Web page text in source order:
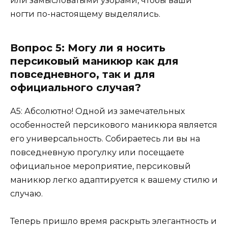
ногти по-настоящему выделялись.
Вопрос 5: Могу ли я носить
персиковый маникюр как для
повседневного, так и для
официального случая?
А5: Абсолютно! Одной из замечательных
особенностей персикового маникюра является
его универсальность. Собираетесь ли вы на
повседневную прогулку или посещаете
официальное мероприятие, персиковый
маникюр легко адаптируется к вашему стилю и
случаю.
Теперь пришло время раскрыть элегантность и